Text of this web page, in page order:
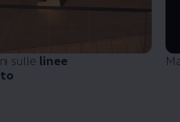
sulle linee